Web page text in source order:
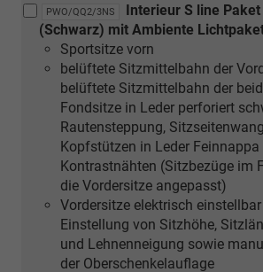
Verbindung
mit
[5MB]
Dekoreinlagen
Aluminium
matt
gebürstet
oder
[5MK]
Dekoreinlagen
Carbon
Mikro-
Köper
Struktur)
PWO/QQ2/3NS
Interieur S line Paket
(Schwarz) mit Ambiente
Sportsitze vorn
belüftete Sitzmittelbahn der
belüftete Sitzmittelbahn der
Fondsitze in Leder perforiert
Rautensteppung,
Kopfstützen in Leder
Kontrastnähten (Sitzbezüge im
die Vordersitze angepasst)
Vordersitze elektrisch
Einstellung von Sitzhöhe,
und Lehnenneigung sowie
der Oberschenkelauflage